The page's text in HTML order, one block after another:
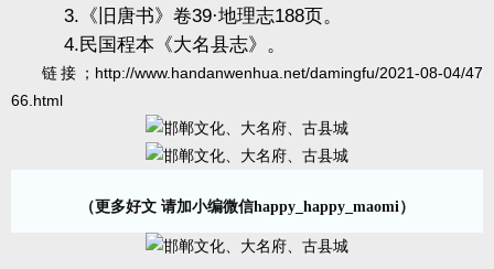
3. 《旧唐书》卷39·地理志188页。
4.民国程本《大名县志》。
链接； http://www.handanwenhua.net/damingfu/2021-08-04/47
66.html
（更多好文 请加小编微信happy_happy_maomi）